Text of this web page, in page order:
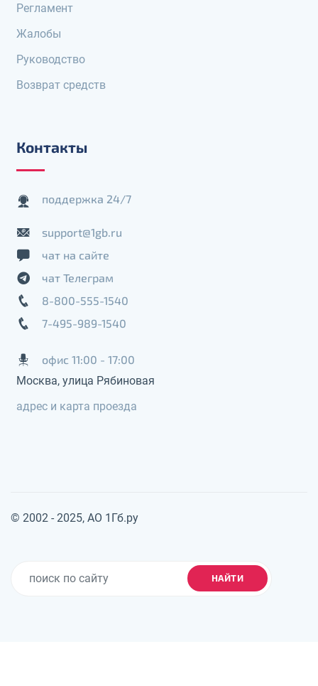
Регламент
Жалобы
Руководство
Возврат средств
Контакты
поддержка 24/7
support@1gb.ru
чат на сайте
чат Телеграм
8-800-555-1540
7-495-989-1540
офис 11:00 - 17:00
Москва, улица Рябиновая
адрес и карта проезда
© 2002 - 2025, АО 1Гб.ру
НАЙТИ